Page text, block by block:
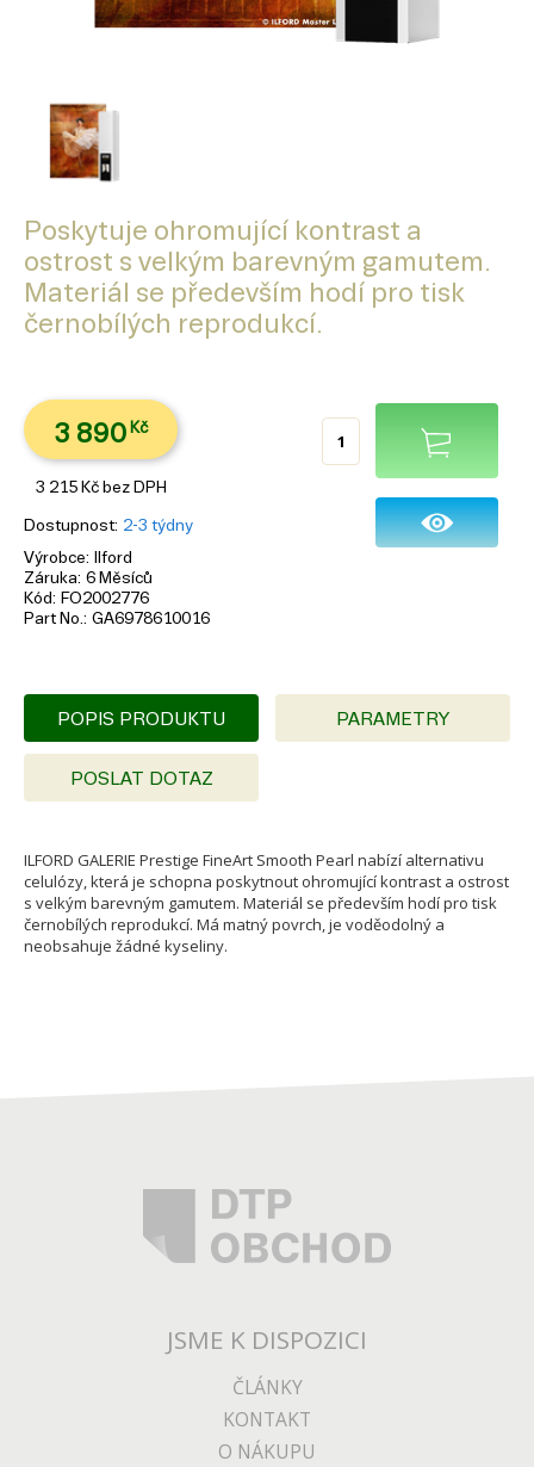
Poskytuje ohromující kontrast a
ostrost s velkým barevným gamutem.
Materiál se především hodí pro tisk
černobílých reprodukcí.
3 890 Kč
3 215 Kč bez DPH
Dostupnost 2-3 týdny
Výrobce
Ilford
Záruka 6 Měsíců
Kód
FO2002776
Part No. GA6978610016
POPIS PRODUKTU PARAMETRY
POSLAT DOTAZ
ILFORD GALERIE Prestige FineArt Smooth Pearl nabízí alternativu
celulózy, která je schopna poskytnout ohromující kontrast a ostrost
s velkým barevným gamutem. Materiál se především hodí pro tisk
černobílých reprodukcí. Má matný povrch, je voděodolný a
neobsahuje žádné kyseliny.
JSME K DISPOZICI
ČLÁNKY
KONTAKT
O NÁKUPU